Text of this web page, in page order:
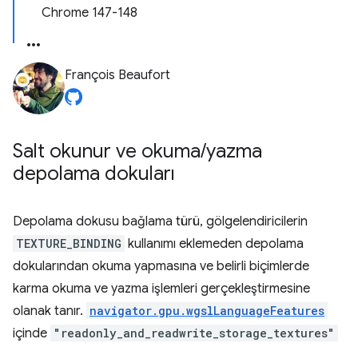
Chrome 147-148
François Beaufort
Salt okunur ve okuma/yazma
depolama dokuları
Depolama dokusu bağlama türü, gölgelendiricilerin
TEXTURE_BINDING kullanımı eklemeden depolama
dokularından okuma yapmasına ve belirli biçimlerde
karma okuma ve yazma işlemleri gerçekleştirmesine
olanak tanır. navigator.gpu.wgslLanguageFeatures
içinde "readonly_and_readwrite_storage_textures"